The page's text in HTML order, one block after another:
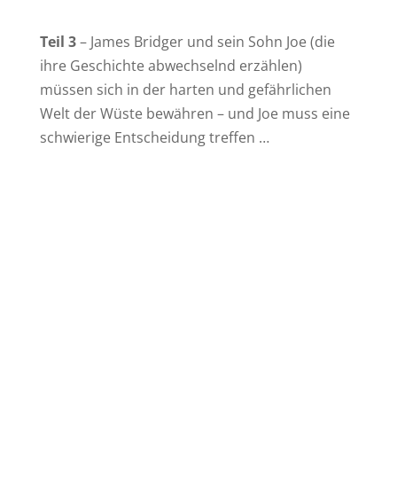
Teil 3– James Bridger und sein Sohn Joe (die
ihre Geschichte abwechselnd erzählen)
müssen sich in der harten und gefährlichen
Welt der Wüste bewähren – und Joe muss eine
schwierige Entscheidung treffen …